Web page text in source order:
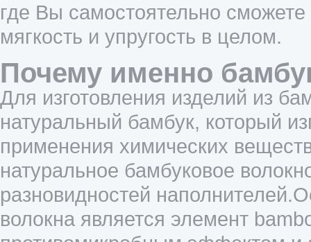
где Вы самостоятельно
мягкость и упругость в целом.
Почему именно
Для изготовления изделий из
натуральный бамбук, который
применения химических
натуральное бамбуковое
разновидностей
волокна является элемент